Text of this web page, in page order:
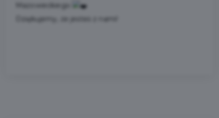
Dziękujemy, że jesteś z nami!